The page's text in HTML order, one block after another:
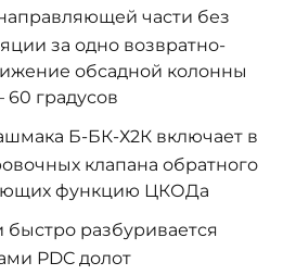
части без
за одно возвратно-
обсадной колонны
60 градусов
Б-БК-Х2К включает в
клапана обратного
функцию ЦКОДа
быстро разбуривается
PDC долот